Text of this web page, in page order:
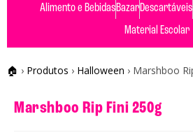
Alimento e BebidasBazarDescartáveis
Material Escolar
🏠 › Produtos › Halloween › Marshboo
Marshboo Rip Fini 250g